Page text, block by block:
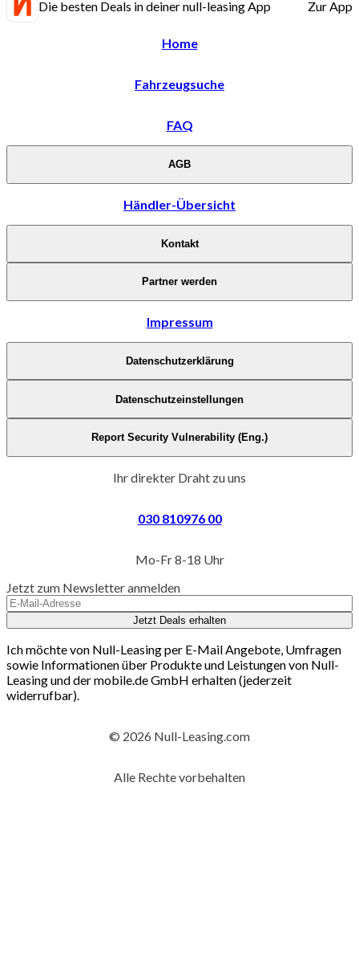
Die besten Deals in deiner null-leasing App Zur App
Home
Fahrzeugsuche
FAQ
AGB
Händler-Übersicht
Kontakt
Partner werden
Impressum
Datenschutzerklärung
Datenschutzeinstellungen
Report Security Vulnerability (Eng.)
Ihr direkter Draht zu uns
030 810976 00
Mo-Fr 8-18 Uhr
Jetzt zum Newsletter anmelden
Jetzt Deals erhalten
Ich möchte von Null-Leasing per E-Mail Angebote, Umfragen
sowie Informationen über Produkte und Leistungen von Null-
Leasing und der mobile.de GmbH erhalten (jederzeit
widerrufbar).
© 2026 Null-Leasing.com
Alle Rechte vorbehalten